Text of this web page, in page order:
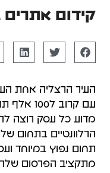
קידום
העיר הרצליה אחת
עם קרוב
מדוע כל עסק רוצה
הרלוונטיים בתחום
תחום נפוץ במיוחד
מתקציב הפרסום